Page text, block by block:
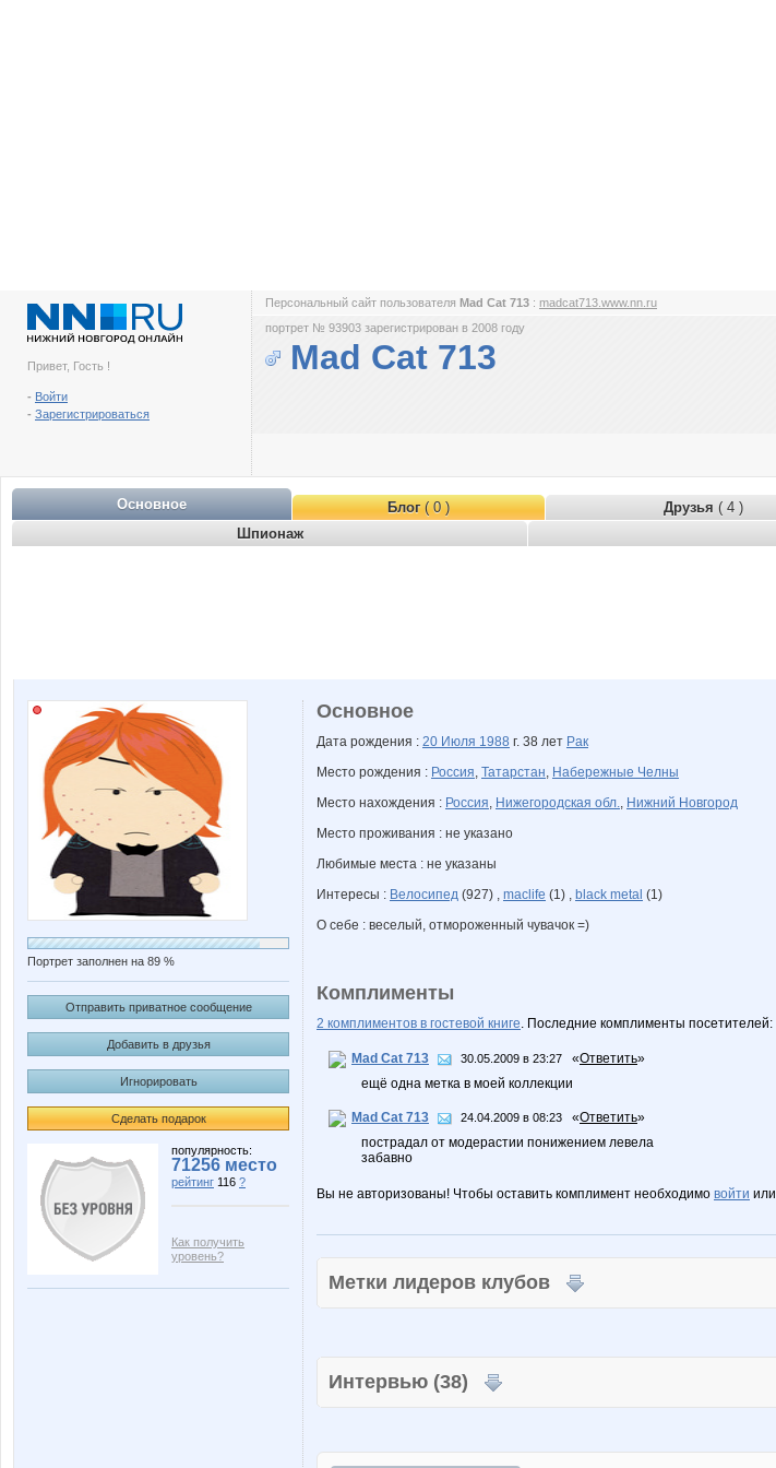
Привет, Гость !
- Войти
- Зарегистрироваться
Персональный сайт пользователя Mad Cat 713 : madcat713.www.nn.ru
портрет № 93903 зарегистрирован в 2008 году
Mad Cat 713
Основное Блог( 0 ) Друзья ( 4 )
Шпионаж
Портрет заполнен на 89 %
Отправить приватное сообщение
Добавить в друзья
Игнорировать
Сделать подарок
популярность:
71256 место
рейтинг 116 ?
Как получить
уровень?
Основное
Дата рождения : 20 Июля 1988 г. 38 лет Рак
Место рождения : Россия, Татарстан, Набережные Челны
Место нахождения : Россия, Нижегородская обл., Нижний Новгород
Место проживания : не указано
Любимые места : не указаны
Интересы : Велосипед (927) , maclife (1) , black metal (1)
О себе : веселый, отмороженный чувачок =)
Комплименты
2 комплиментов в гостевой книге. Последние комплименты посетителей:
Mad Cat 713 30.05.2009 в 23:27 «Ответить»
ещё одна метка в моей коллекции
Mad Cat 713 24.04.2009 в 08:23 «Ответить»
пострадал от модерастии понижением левела
забавно
Вы не авторизованы! Чтобы оставить комплимент необходимо войти или
Метки лидеров клубов
Интервью (38)